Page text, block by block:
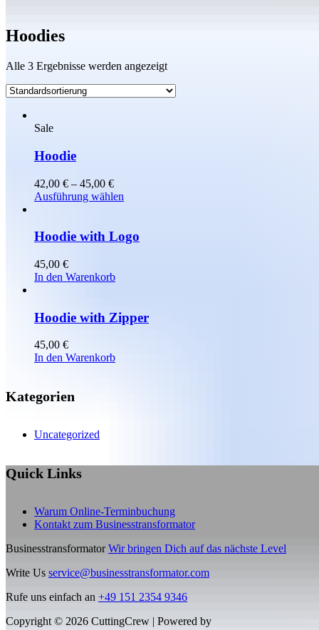
Hoodies
Alle 3 Ergebnisse werden angezeigt
Sale
Hoodie
42,00 € – 45,00 €Preisspanne:
42,00 €
Ausführung wählen
mehrere
Varianten
der
Hoodie with Logo
45,00 €
In den Warenkorb
Hoodie with Zipper
45,00 €
In den Warenkorb
Kategorien
Uncategorized
Quick Links
Warum Online-Terminbuchung
Kontakt zum Businesstransformator
Businesstransformator Wir bringen Dich auf das nächste Level
Write Us service@businesstransformator.com
Rufe uns einfach an +49 151 2354 9346
Copyright © 2026 CuttingCrew | Powered by